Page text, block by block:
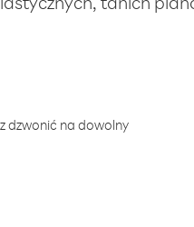
dzwonić na dowolny